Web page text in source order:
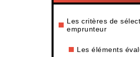
Les critères de
emprunteur
Les éléments